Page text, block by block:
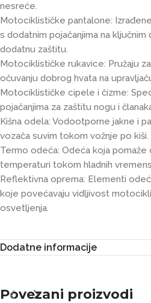
nesreće.
Motociklističke pantalone:
s dodatnim pojačanjima na
dodatnu zaštitu.
Motociklističke rukavice: Pružaju
očuvanju dobrog hvata na
Motociklističke cipele i čizme:
pojačanjima za zaštitu nogu i
Kišna odela: Vodootporne jakne i
vozača suvim tokom vožnje po kiši.
Termo odeća: Odeća koja pomaže
temperaturi tokom hladnih
Reflektivna oprema: Elementi
koje povećavaju vidljivost
osvetljenja.
Dodatne informacije
Povezani proizvodi